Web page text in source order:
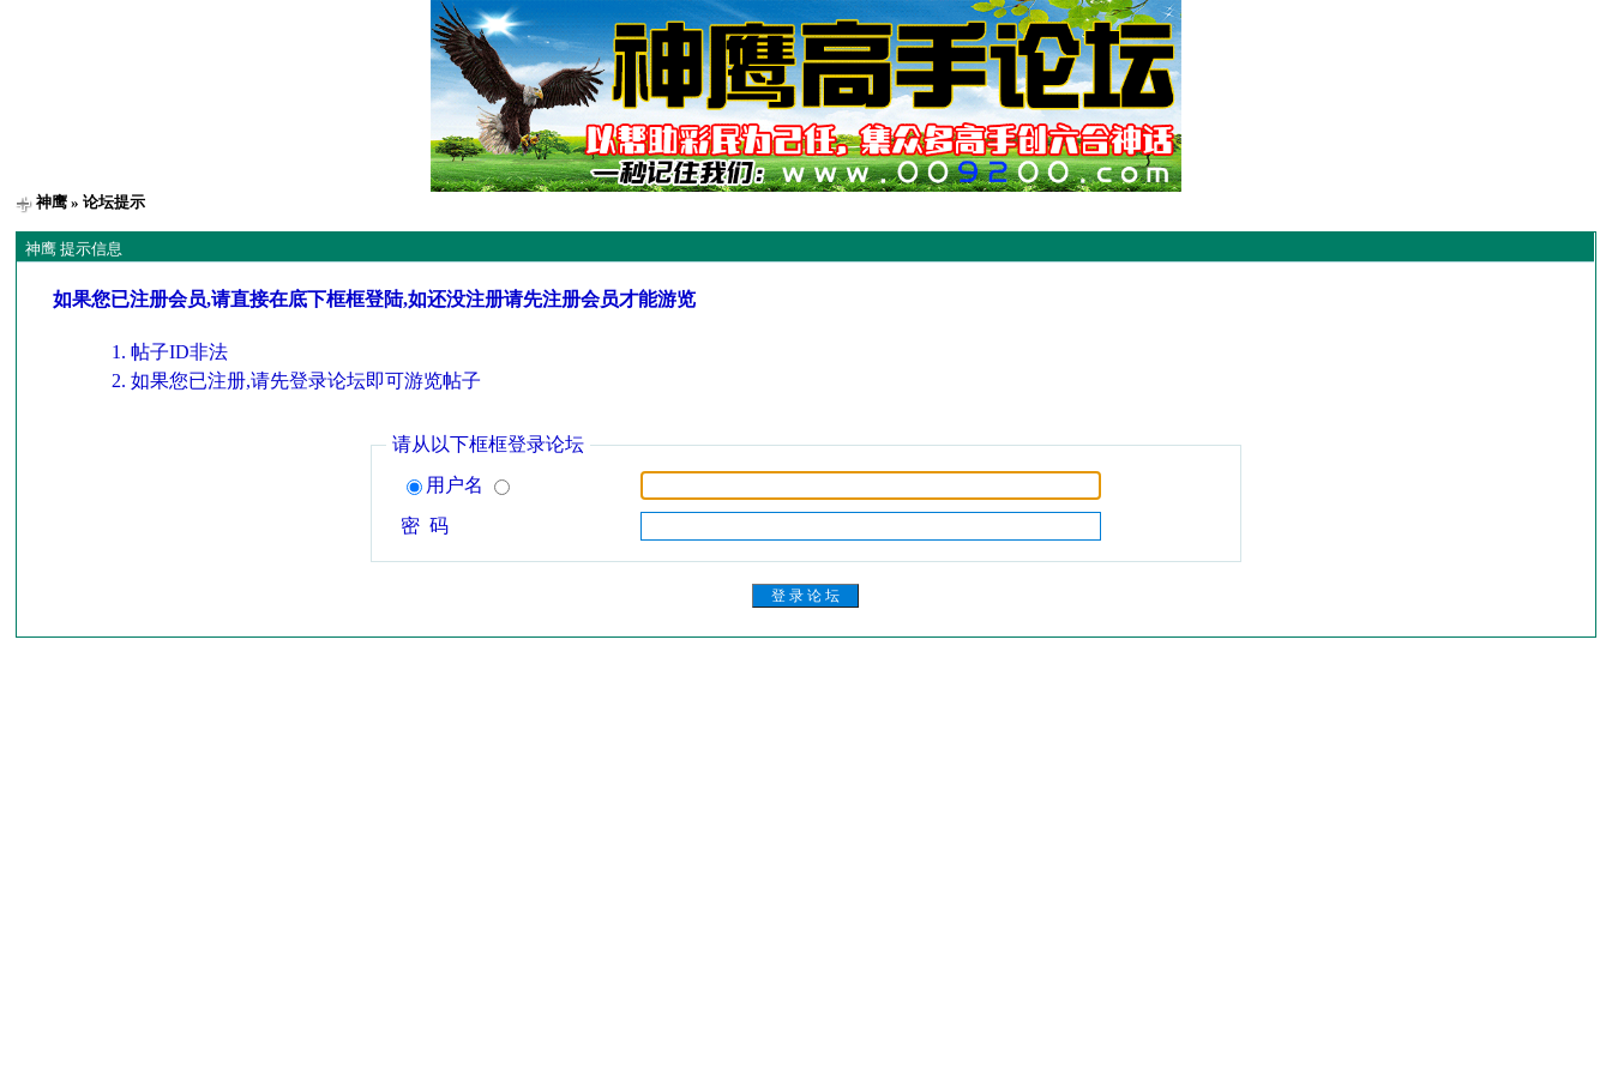
神鹰 » 论坛提示
神鹰 提示信息
如果您已注册会员,请直接在底下框框登陆,如还没注册请先注册会员才能游览
帖子ID非法
如果您已注册,请先登录论坛即可游览帖子
请从以下框框登录论坛
用户名
密 码